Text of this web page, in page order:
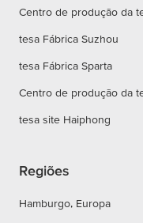
Centro de produção da
tesa Fábrica Suzhou
tesa Fábrica Sparta
Centro de produção da
tesa site Haiphong
Regiões
Hamburgo, Europa